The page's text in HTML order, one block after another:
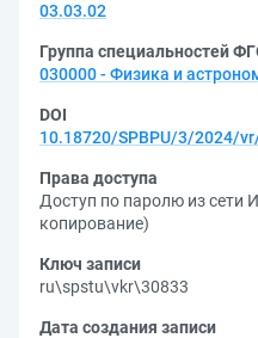
03.03.02
Группа специальностей
030000 - Физика и
DOI
10.18720/SPBPU/3/2024/
Права доступа
Доступ по паролю из сети
копирование)
Ключ записи
ru\spstu\vkr\30833
Дата создания записи